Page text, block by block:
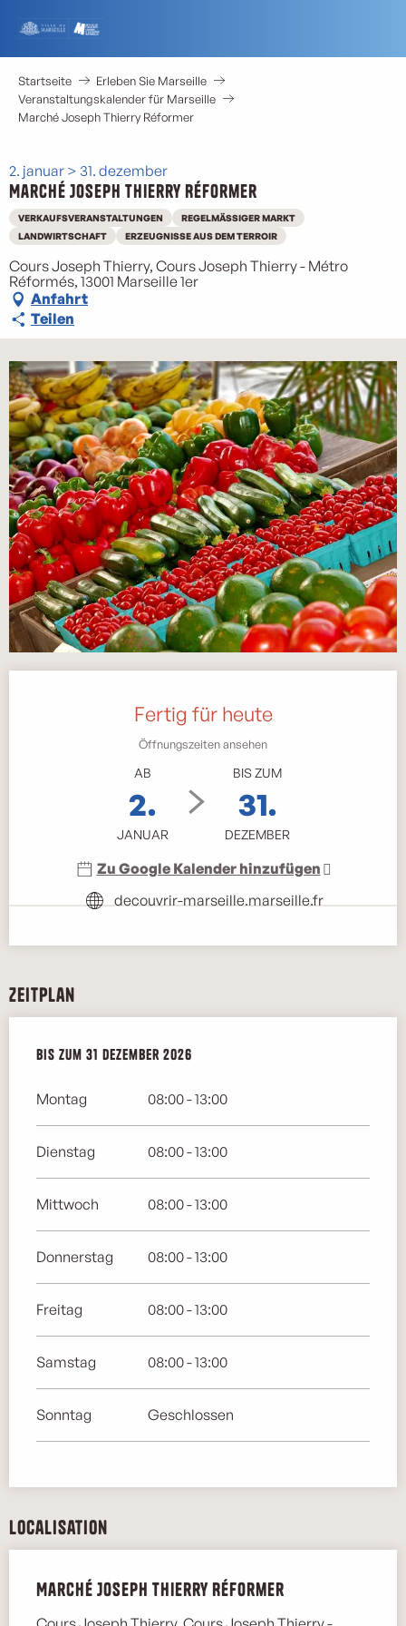
contenu
principal
Startseite
Erleben Sie Marseille
Veranstaltungskalender für Marseille
Marché Joseph Thierry Réformer
2. januar > 31. dezember
Marché Joseph Thierry Réformer
VERKAUFSVERANSTALTUNGEN
REGELMÄSSIGER MARKT
LANDWIRTSCHAFT
ERZEUGNISSE AUS DEM TERROIR
Cours Joseph Thierry, Cours Joseph Thierry - Métro
Réformés, 13001 Marseille 1er
Anfahrt
Teilen
Fertig für heute
Öffnungszeiten ansehen
AB
2.
JANUAR
BIS ZUM
31.
DEZEMBER
Zu Google Kalender hinzufügen
decouvrir-marseille.marseille.fr
Zeitplan
vom2 Januar 2026bis zum
Bis zum 31 Dezember 2026
Montag 08:00 - 13:00
Dienstag 08:00 - 13:00
Mittwoch 08:00 - 13:00
Donnerstag 08:00 - 13:00
Freitag 08:00 - 13:00
Samstag 08:00 - 13:00
Sonntag Geschlossen
Localisation
Marché Joseph Thierry Réformer